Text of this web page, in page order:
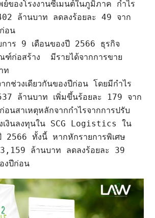
ของโรงงานซีเมนต์ในภูมิภาค กำไร
ล้านบาท ลดลงร้อยละ 49 จาก
อน
การ 9 เดือนของปี 2566 ธุรกิจ
ฑ์ก่อสร้าง  มีรายได้จากการขาย
ท
กช่วงเดียวกันของปีก่อน โดยมีกำไร
ล้านบาท เพิ่มขึ้นร้อยละ 179 จาก
อนสาเหตุหลักจากกำไรจากการปรับ
เงินลงทุนใน SCG Logistics ใน
2566 ทั้งนี้ หากหักรายการพิเศษ
3,159 ล้านบาท ลดลงร้อยละ 39